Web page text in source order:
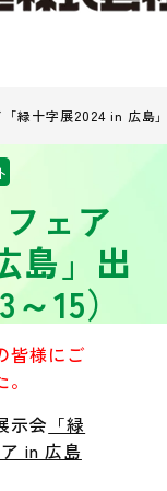
緑十字展2024 in 広島
ェア
島」出
15）
皆様にご
示会 「緑
in 広島